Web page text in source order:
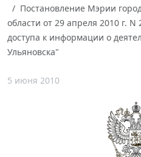
Постановление Мэрии
области от 29 апреля 2010 г.
доступа к информации о
Ульяновска"
5 июня 2010